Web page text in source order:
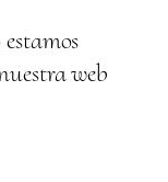
web